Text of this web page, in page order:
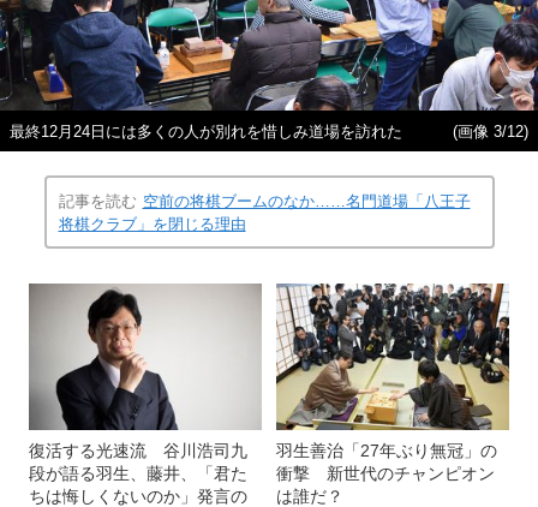
最終12月24日には多くの人が別れを惜しみ道場を訪れた (画像 3/12)
記事を読む 空前の将棋ブームのなか……名門道場「八王子
将棋クラブ」を閉じる理由
復活する光速流 谷川浩司九
段が語る羽生、藤井、「君た
ちは悔しくないのか」発言の
羽生善治「27年ぶり無冠」の
衝撃 新世代のチャンピオン
は誰だ？